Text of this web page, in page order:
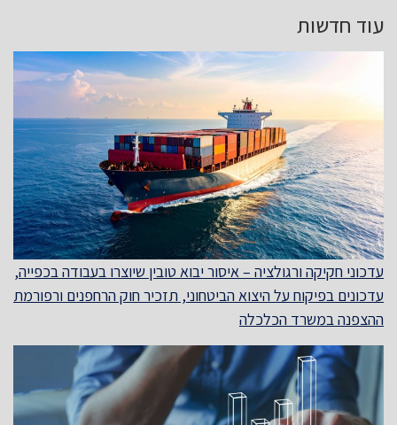
עוד חדשות
עדכוני חקיקה ורגולציה – איסור יבוא טובין שיוצרו בעבודה בכפייה,
עדכונים בפיקוח על היצוא הביטחוני, תזכיר חוק הרחפנים ורפורמת
ההצפנה במשרד הכלכלה